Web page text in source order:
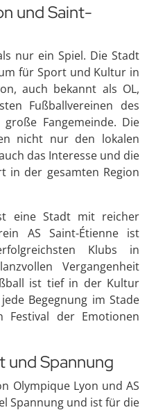
und Saint-
nur ein Spiel. Die Stadt
für Sport und Kultur in
auch bekannt als OL,
Fußballvereinen des
Fangemeinde. Die
nicht nur den lokalen
das Interesse und die
in der gesamten Region
eine Stadt mit reicher
AS Saint-Étienne ist
Klubs in
Vergangenheit
ist tief in der Kultur
Begegnung im Stade
Festival der Emotionen
und Spannung
Olympique Lyon und AS
Spannung und ist für die